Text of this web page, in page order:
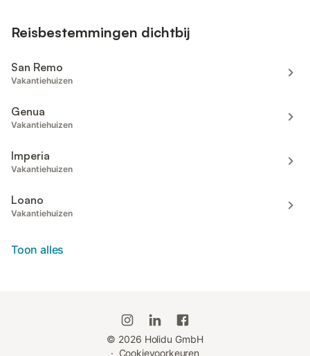
Reisbestemmingen dichtbij
San Remo
Vakantiehuizen
Genua
Vakantiehuizen
Imperia
Vakantiehuizen
Loano
Vakantiehuizen
Toon alles
© 2026 Holidu GmbH
· Cookievoorkeuren